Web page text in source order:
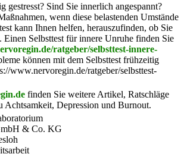
gestresst? Sind Sie innerlich angespannt?
wenn diese belastenden Umstände
kann Ihnen helfen, herauszufinden, ob Sie
Einen Selbsttest für innere Unruhe finden Sie
ratgeber/selbsttest-innere-
können mit dem Selbsttest frühzeitig
www.nervoregin.de/ratgeber/selbsttest-
finden Sie weitere Artikel, Ratschläge
Achtsamkeit, Depression und Burnout.
& Co. KG